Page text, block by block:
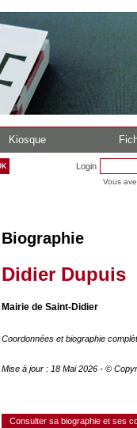
Kiosque
Login
Vous
Biographie
Didier Dupuis
Mairie de Saint-Didier
Coordonnées et biographie
Mise à jour : 18 Mai 2026 - ©
Consulter sa biographie et ses